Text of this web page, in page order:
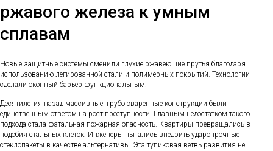
ржавого железа к умным
сплавам
Новые защитные системы сменили глухие ржавеющие прутья благодаря
использованию легированной стали и полимерных покрытий. Технологии
сделали оконный барьер функциональным.
Десятилетия назад массивные, грубо сваренные конструкции были
единственным ответом на рост преступности. Главным недостатком такого
подхода стала фатальная пожарная опасность. Квартиры превращались в
подобия стальных клеток. Инженеры пытались внедрить ударопрочные
стеклопакеты в качестве альтернативы. Эта тупиковая ветвь развития не